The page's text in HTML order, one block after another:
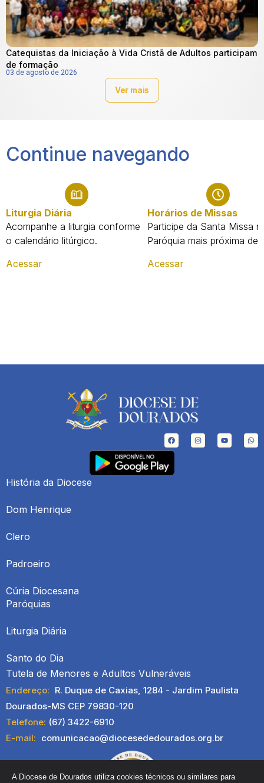
Catequistas da Iniciação à Vida Cristã de Adultos participam
de formação
03 de agosto de 2026
Ver mais
Continue navegando
Liturgia Diária
Acompanhe a liturgia conforme
o calendário litúrgico.
Acessar
Horários de Missas
Participe da Santa Missa
Paróquia mais próxima de
Acessar
História da Diocese
Dom Henrique
Clero
Padroeiro
Cúria Diocesana
Paróquias
Liturgia Diária
Santo do Dia
Tutela de Menores e Adultos Vulneráveis
A Diocese de Dourados utiliza cookies técnicos ou similares para
Endereço: R. Duque de Caxias, 1284 - Jardim Paulista
Dourados-MS CEP 79830-120
Telefone: (67) 3422-6910
E-mail: comunicacao@diocesededourados.org.br